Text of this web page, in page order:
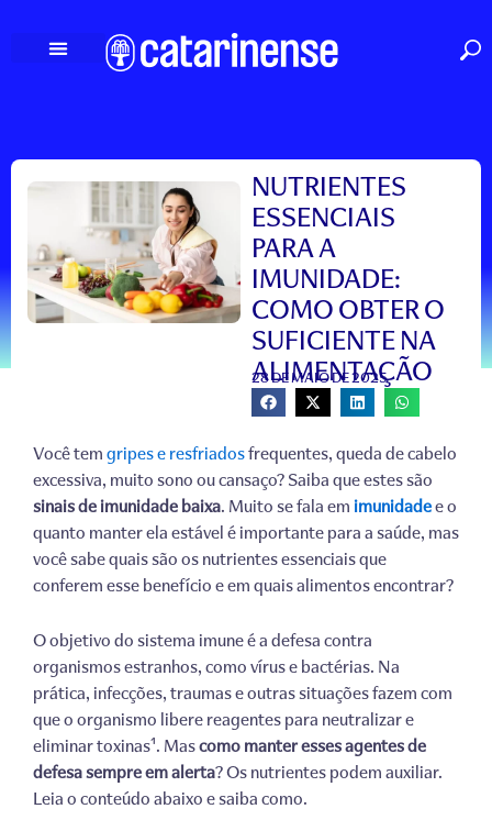
NUTRIENTES
ESSENCIAIS
PARA A
IMUNIDADE:
COMO OBTER O
SUFICIENTE NA
ALIMENTAÇÃO
28 DE MAIO DE 2025
Você temgripes e resfriadosfrequentes, queda de cabelo
excessiva, muito sono ou cansaço? Saiba que estes são
sinais de imunidade baixa. Muito se fala emimunidadee o
quanto manter ela estável é importante para a saúde, mas
você sabe quais são os nutrientes essenciais que
conferem esse benefício e em quais alimentos encontrar?
O objetivo do sistema imune é a defesa contra
organismos estranhos, como vírus e bactérias. Na
prática, infecções, traumas e outras situações fazem com
que o organismo libere reagentes para neutralizar e
eliminar toxinas¹. Mascomo manter esses agentes de
defesa sempre em alerta? Os nutrientes podem auxiliar.
Leia o conteúdo abaixo e saiba como.